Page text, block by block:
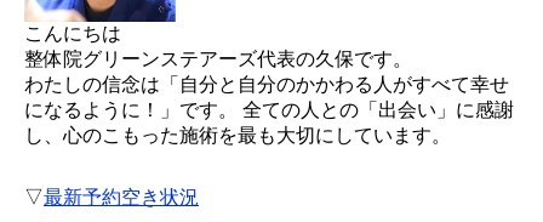
こんにちは
整体院グリーンステアーズ代表の久保です。
わたしの信念は「自分と自分のかかわる人がすべて幸せ
になるように！」です。 全ての人との「出会い」に感謝
し、心のこもった施術を最も大切にしています。
▽最新予約空き状況